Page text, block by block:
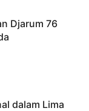
Djarum 76
dalam Lima